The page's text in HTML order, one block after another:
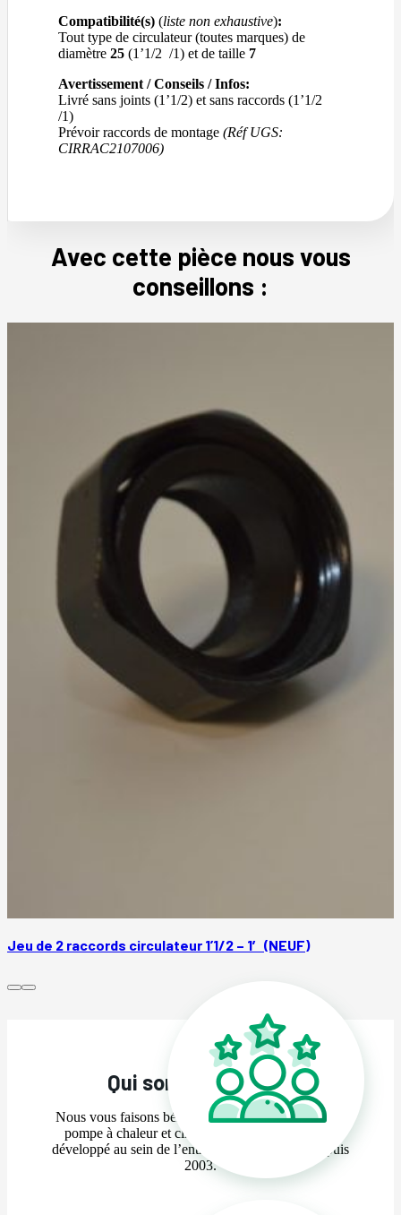
Compatibilité(s) (liste non exhaustive):
Tout type de circulateur (toutes marques) de
diamètre 25 (1’1/2 /1) et de taille 7
Avertissement / Conseils / Infos:
Livré sans joints (1’1/2) et sans raccords (1’1/2
/1)
Prévoir raccords de montage (Réf UGS:
CIRRAC2107006)
Avec cette pièce nous vous
conseillons :
Jeu de 2 raccords circulateur 1’1/2 – 1′ (NEUF)
Qui sommes-nous ?
Nous vous faisons bénéficier de l’expertise en SAV
pompe à chaleur et climatisation que nous avons
développé au sein de l’entreprise Techniclima depuis
2003.